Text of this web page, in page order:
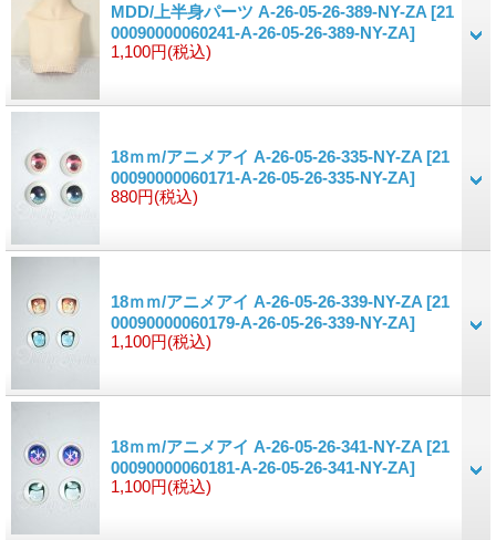
MDD/上半身パーツ A-26-05-26-389-NY-ZA [21
00090000060241-A-26-05-26-389-NY-ZA]
1,100円(税込)
18ｍｍ/アニメアイ A-26-05-26-335-NY-ZA [21
00090000060171-A-26-05-26-335-NY-ZA]
880円(税込)
18ｍｍ/アニメアイ A-26-05-26-339-NY-ZA [21
00090000060179-A-26-05-26-339-NY-ZA]
1,100円(税込)
18ｍｍ/アニメアイ A-26-05-26-341-NY-ZA [21
00090000060181-A-26-05-26-341-NY-ZA]
1,100円(税込)